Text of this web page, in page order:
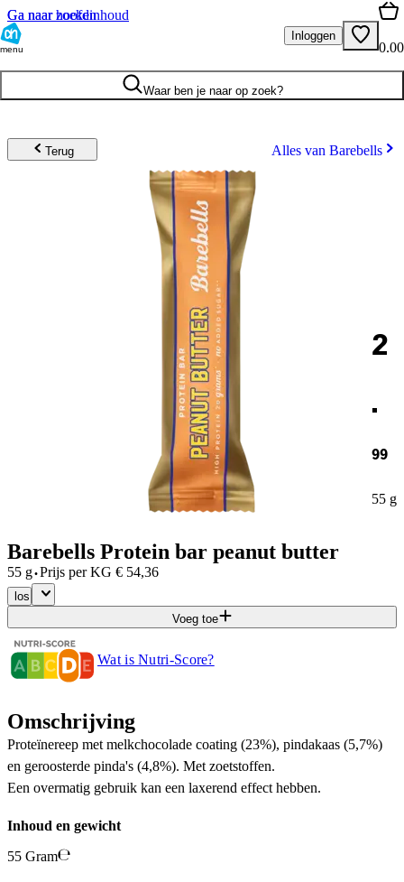
Ga naar hoofdinhoud
Ga naar zoeken
menu
Inloggen
0.00
Waar ben je naar op zoek?
Terug Alles van Barebells
2
.
99
55 g
Barebells Protein bar peanut butter
55 g·Prijs per KG € 54,36
los
Voeg toe
Wat is Nutri-Score?
Omschrijving
Proteïnereep met melkchocolade coating (23%), pindakaas (5,7%)
en geroosterde pinda's (4,8%). Met zoetstoffen.
Een overmatig gebruik kan een laxerend effect hebben.
Inhoud en gewicht
55 Gram